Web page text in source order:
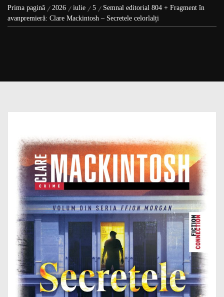
Prima pagină 2026 iulie 5
Semnal editorial 804 + Fragment în
avanpremieră: Clare Mackintosh – Secretele celorlalți